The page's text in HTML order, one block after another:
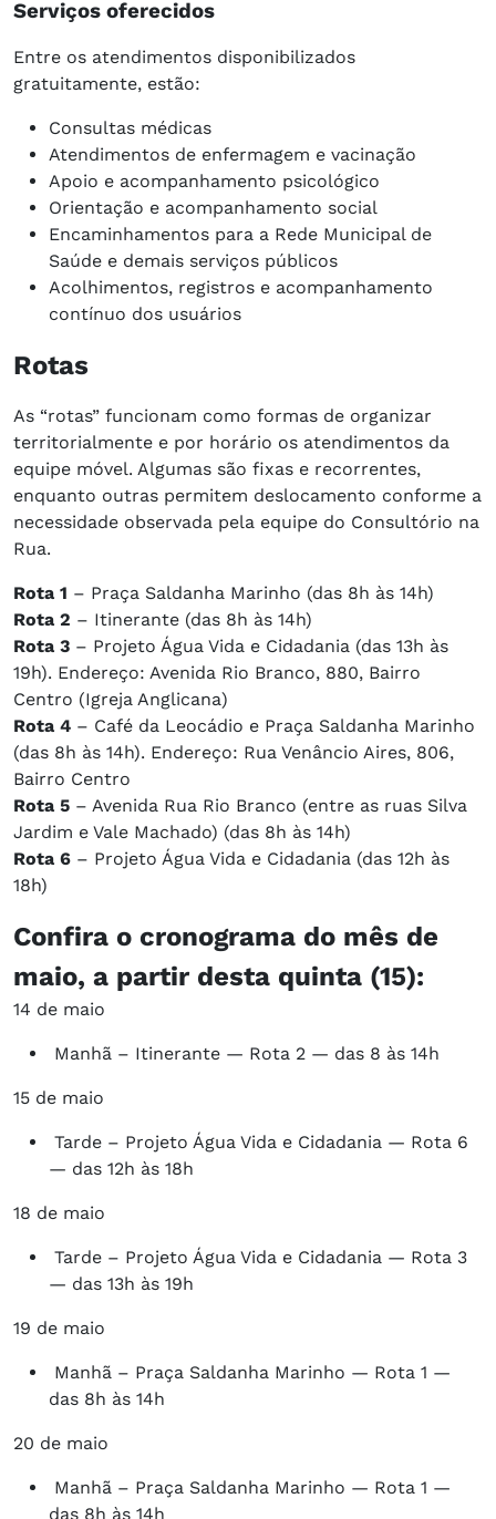
Serviços oferecidos
Entre os atendimentos disponibilizados
gratuitamente, estão:
Consultas médicas
Atendimentos de enfermagem e vacinação
Apoio e acompanhamento psicológico
Orientação e acompanhamento social
Encaminhamentos para a Rede Municipal de
Saúde e demais serviços públicos
Acolhimentos, registros e acompanhamento
contínuo dos usuários
Rotas
As “rotas” funcionam como formas de organizar
territorialmente e por horário os atendimentos da
equipe móvel. Algumas são fixas e recorrentes,
enquanto outras permitem deslocamento conforme a
necessidade observada pela equipe do Consultório na
Rua.
Rota 1 – Praça Saldanha Marinho (das 8h às 14h)
Rota 2 – Itinerante (das 8h às 14h)
Rota 3 – Projeto Água Vida e Cidadania (das 13h às
19h). Endereço: Avenida Rio Branco, 880, Bairro
Centro (Igreja Anglicana)
Rota 4 – Café da Leocádio e Praça Saldanha Marinho
(das 8h às 14h). Endereço: Rua Venâncio Aires, 806,
Bairro Centro
Rota 5 – Avenida Rua Rio Branco (entre as ruas Silva
Jardim e Vale Machado) (das 8h às 14h)
Rota 6 – Projeto Água Vida e Cidadania (das 12h às
18h)
Confira o cronograma do mês de
maio, a partir desta quinta (15):
14 de maio
Manhã – Itinerante — Rota 2 — das 8 às 14h
15 de maio
Tarde – Projeto Água Vida e Cidadania — Rota 6
— das 12h às 18h
18 de maio
Tarde – Projeto Água Vida e Cidadania — Rota 3
— das 13h às 19h
19 de maio
Manhã – Praça Saldanha Marinho — Rota 1 —
das 8h às 14h
20 de maio
Manhã – Praça Saldanha Marinho — Rota 1 —
das 8h às 14h